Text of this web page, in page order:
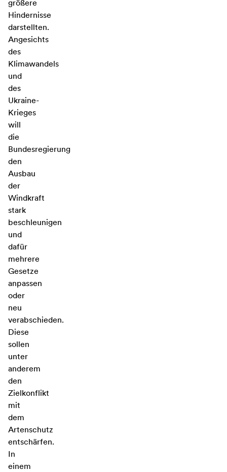
größere
Hindernisse
darstellten.
Angesichts
des
Klimawandels
und
des
Ukraine-
Krieges
will
die
Bundesregierung
den
Ausbau
der
Windkraft
stark
beschleunigen
und
dafür
mehrere
Gesetze
anpassen
oder
neu
verabschieden.
Diese
sollen
unter
anderem
den
Zielkonflikt
mit
dem
Artenschutz
entschärfen.
In
einem